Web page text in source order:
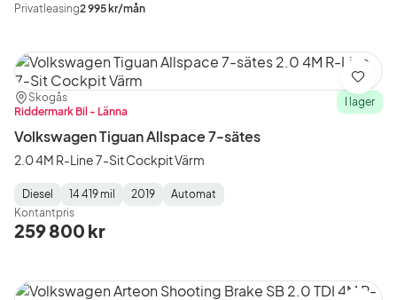
Privatleasing2 995 kr/mån
Plats:
Skogås
Återförsäljare:
Riddermark Bil - Länna
I lager
Volkswagen Tiguan Allspace 7-sätes
2.0 4M R-Line 7-Sit Cockpit Värm
Fuel
Type:
Diesel
Mätarställning:
14 419 mil
Model
Year:
2019
Gearbox
Type:
Automat
Kontantpris
259 800 kr
Spara